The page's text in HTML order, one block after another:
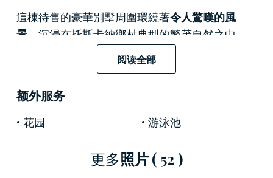
這棟待售的豪華別墅周圍環繞著令人驚嘆的風
景 ，沉浸在托斯卡納鄉村典型的繁茂自然之中。
飯店地理位置優越，距離佛羅倫斯僅 30 分鐘路
，享有畫中般的寧靜山巒，同時又毗鄰該地區
的主要藝術之城。事實上，只需很短的車程即可
到達錫耶納、比薩和盧卡等著名的文化目的地。
該別墅是新藝術風格建築的宏偉典範，這種風格
為特徵。壁畫天花板、線條和灰泥裝飾仍然讓人
阅读全部
额外服务
花园 游泳池
更多照片( 52 )